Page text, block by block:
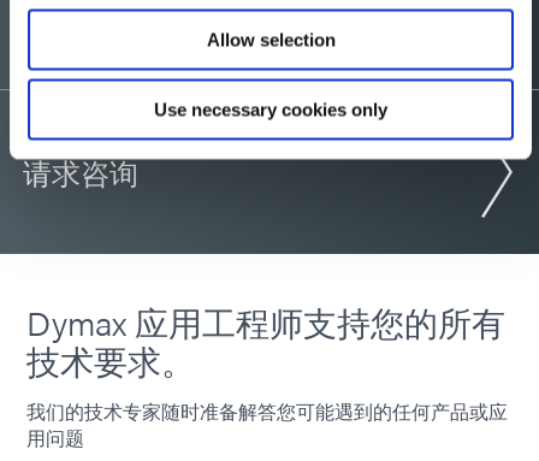
Allow selection
Use necessary cookies only
请求咨询
Dymax 应用工程师支持您的所有
技术要求。
我们的技术专家随时准备解答您可能遇到的任何产品或应
用问题